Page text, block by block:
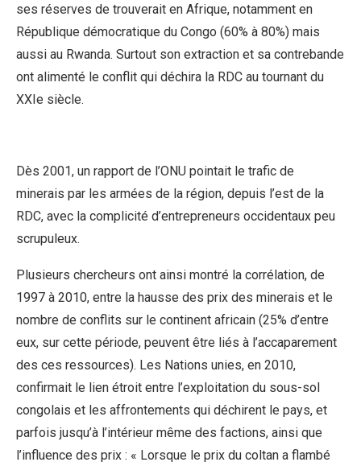
ses réserves de trouverait en Afrique, notamment en
République démocratique du Congo (60% à 80%) mais
aussi au Rwanda. Surtout son extraction et sa contrebande
ont alimenté le conflit qui déchira la RDC au tournant du
XXIe siècle.
Dès 2001, un rapport de l’ONU pointait le trafic de
minerais par les armées de la région, depuis l’est de la
RDC, avec la complicité d’entrepreneurs occidentaux peu
scrupuleux.
Plusieurs chercheurs ont ainsi montré la corrélation, de
1997 à 2010, entre la hausse des prix des minerais et le
nombre de conflits sur le continent africain (25% d’entre
eux, sur cette période, peuvent être liés à l’accaparement
des ces ressources). Les Nations unies, en 2010,
confirmait le lien étroit entre l’exploitation du sous-sol
congolais et les affrontements qui déchirent le pays, et
parfois jusqu’à l’intérieur même des factions, ainsi que
l’influence des prix : « Lorsque le prix du coltan a flambé